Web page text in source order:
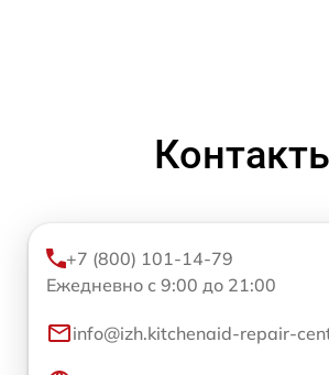
+7 (800) 101-14-79
Ежедневно с 9:00 до 21:00
info@izh.kitchenaid-repair-